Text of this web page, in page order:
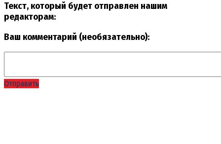
Текст, который будет отправлен нашим
редакторам:
Ваш комментарий (необязательно):
Отправить